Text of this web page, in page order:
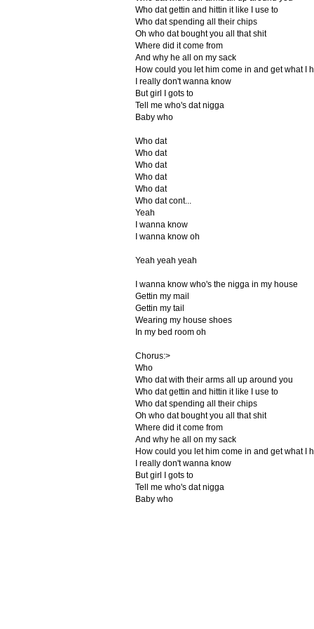
Who dat gettin and hittin it like I use to
Who dat spending all their chips
Oh who dat bought you all that shit
Where did it come from
And why he all on my sack
How could you let him come in and get what I
I really don't wanna know
But girl I gots to
Tell me who's dat nigga
Baby who
Who dat
Who dat
Who dat
Who dat
Who dat
Who dat cont...
Yeah
I wanna know
I wanna know oh
Yeah yeah yeah
I wanna know who's the nigga in my house
Gettin my mail
Gettin my tail
Wearing my house shoes
In my bed room oh
Chorus:>
Who
Who dat with their arms all up around you
Who dat gettin and hittin it like I use to
Who dat spending all their chips
Oh who dat bought you all that shit
Where did it come from
And why he all on my sack
How could you let him come in and get what I
I really don't wanna know
But girl I gots to
Tell me who's dat nigga
Baby who